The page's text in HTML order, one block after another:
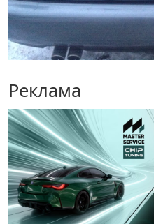
Реклама